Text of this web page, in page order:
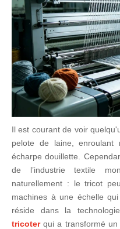
Il est courant de voir
pelote de laine, enroulant
écharpe douillette.
de l’industrie textile
naturellement : le tricot
machines à une échelle
réside dans la
tricoterqui a transformé